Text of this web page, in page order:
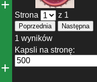
Strona z 1
Poprzednia Następna
1 wyników
Kapsli na stronę: